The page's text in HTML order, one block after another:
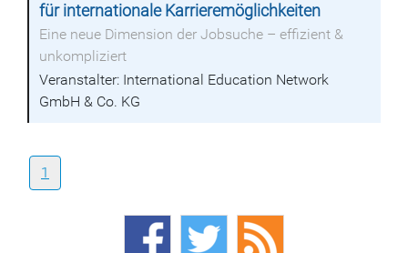
für internationale Karrieremöglichkeiten
Eine neue Dimension der Jobsuche – effizient &
unkompliziert
Veranstalter: International Education Network
GmbH & Co. KG
1